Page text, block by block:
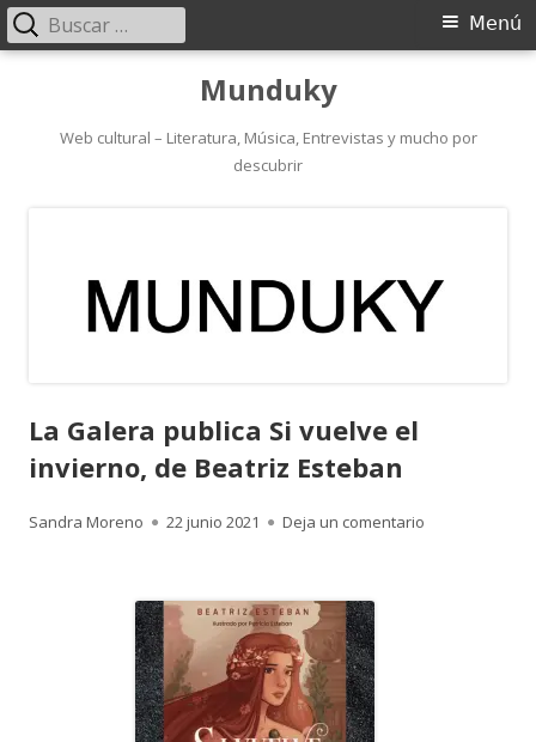
contenido
Munduky
Web cultural – Literatura, Música, Entrevistas y mucho por
descubrir
Menú
Menú
Buscar:
La Galera publica Si vuelve el
invierno, de Beatriz Esteban
Autor
Sandra Moreno
Publicado
22 junio 2021 Deja un comentario